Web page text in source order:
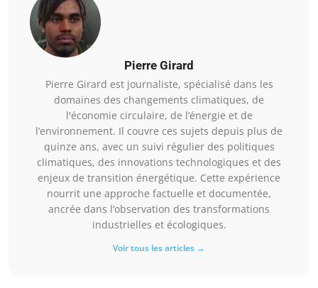
Pierre Girard
Pierre Girard est journaliste, spécialisé dans les
domaines des changements climatiques, de
l'économie circulaire, de l’énergie et de
l’environnement. Il couvre ces sujets depuis plus de
quinze ans, avec un suivi régulier des politiques
climatiques, des innovations technologiques et des
enjeux de transition énergétique. Cette expérience
nourrit une approche factuelle et documentée,
ancrée dans l’observation des transformations
industrielles et écologiques.
Voir tous les articles →